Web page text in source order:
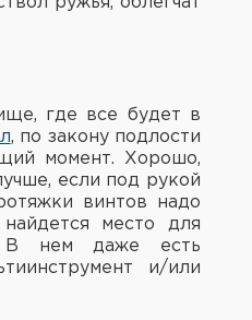
где все будет в
, по закону подлости
момент. Хорошо,
если под рукой
винтов надо
место для
В нем даже есть
и/или